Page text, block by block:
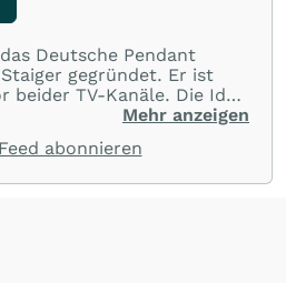
Deutsche Pendant
gegründet. Er ist
beider TV-Kanäle. Die Idee
Kanälen ist, Wissen zu
von Minenunternehmen
Mehr anzeigen
abonnieren